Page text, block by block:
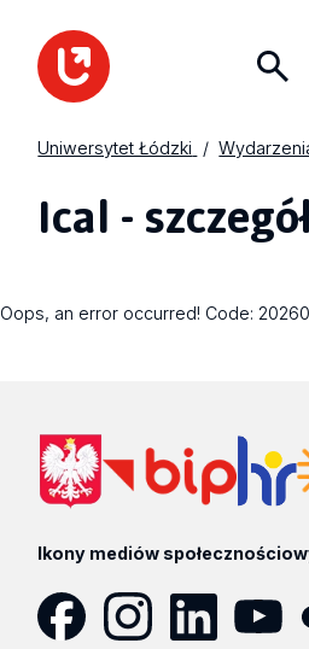
Uniwersytet Łódzki
Ical -
Oops, an error occurred! Code:
Ikony mediów